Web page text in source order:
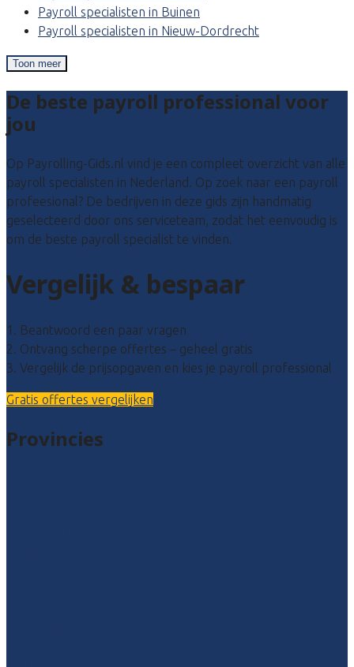
Payroll specialisten in Buinen
Payroll specialisten in Nieuw-Dordrecht
Toon meer
De beste payroll professional voor
jou
Op Payrolling-Gids.nl vind je een compleet overzicht van alle
payroll specialisten in Nederland. Op zoek naar een payroll
profeesional? De bedrijven in deze gids zijn handmatig
geselecteerd door ons serviceteam, zodat het eenvoudig is
om de beste payroll specialist te vinden.
Vergelijk & bespaar
1. Beantwoord een paar vragen
2. Ontvang scherpe offertes – geheel gratis
3. Vergelijk de prijsopgaven en kies je payroll professional
Gratis offertes vergelijken
Provincies